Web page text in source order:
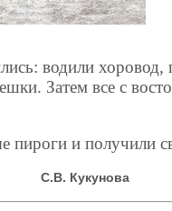
водили хоровод,
Затем все с
пироги и получили